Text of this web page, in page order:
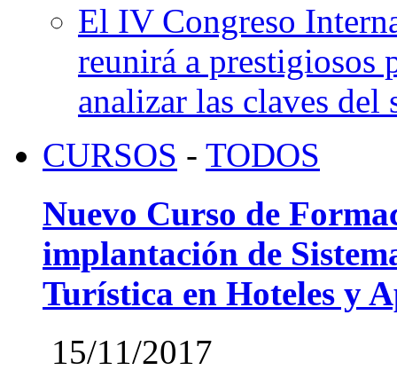
El IV Congreso
reunirá a prestigiosos
analizar las claves del
CURSOS - TODOS
Nuevo Curso de
implantación de
Turística en Hoteles y
15/11/2017